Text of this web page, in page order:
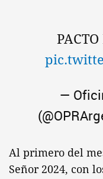
—
Al primero del
Señor 2024, con